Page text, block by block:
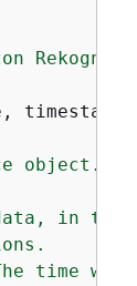
object.
in
time